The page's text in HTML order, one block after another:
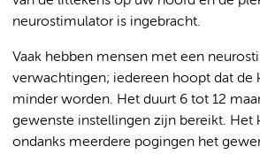
neurostimulator is ingebracht.
Vaak hebben mensen met een
verwachtingen; iedereen hoopt dat de
minder worden. Het duurt 6 tot 12
gewenste instellingen zijn bereikt. Het
ondanks meerdere pogingen het